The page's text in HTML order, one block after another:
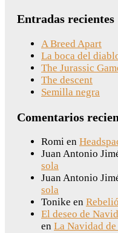
Entradas recientes
A Breed Apart
La boca del
The Jurassic
The descent
Semilla negra
Comentarios
Romi en
Juan Antonio
sola
Juan Antonio
sola
Tonike en
El deseo de
en La Navidad